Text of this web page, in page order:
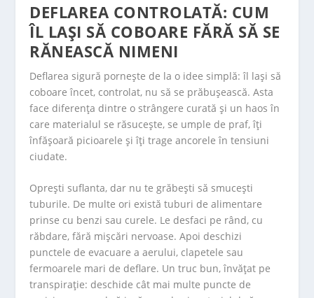
DEFLAREA CONTROLATĂ: CUM
ÎL LAȘI SĂ COBOARE FĂRĂ SĂ SE
RĂNEASCĂ NIMENI
Deflarea sigură pornește de la o idee simplă: îl lași să
coboare încet, controlat, nu să se prăbușească. Asta
face diferența dintre o strângere curată și un haos în
care materialul se răsucește, se umple de praf, îți
înfășoară picioarele și îți trage ancorele în tensiuni
ciudate.
Oprești suflanta, dar nu te grăbești să smucești
tuburile. De multe ori există tuburi de alimentare
prinse cu benzi sau curele. Le desfaci pe rând, cu
răbdare, fără mișcări nervoase. Apoi deschizi
punctele de evacuare a aerului, clapetele sau
fermoarele mari de deflare. Un truc bun, învățat pe
transpirație: deschide cât mai multe puncte de